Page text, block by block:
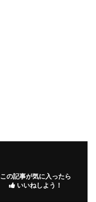
この記事が気に入ったら
いいねしよう！